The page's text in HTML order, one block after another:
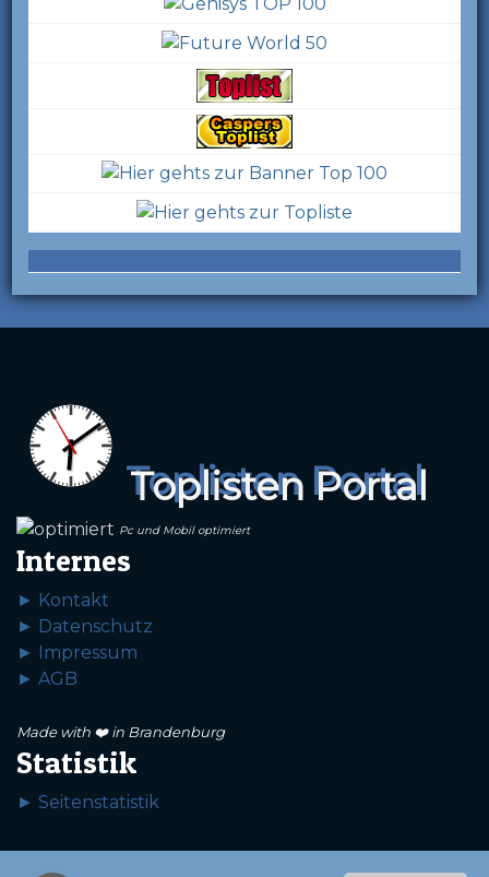
Toplisten Portal
Pc und Mobil optimiert
Internes
► Kontakt
► Datenschutz
► Impressum
► AGB
Made with ❤️ in Brandenburg
Statistik
► Seitenstatistik